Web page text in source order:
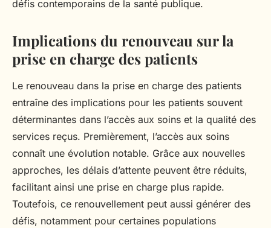
défis contemporains de la santé publique.
Implications du renouveau sur la
prise en charge des patients
Le renouveau dans la prise en charge des patients
entraîne des implications pour les patients souvent
déterminantes dans l’accès aux soins et la qualité des
services reçus. Premièrement, l’accès aux soins
connaît une évolution notable. Grâce aux nouvelles
approches, les délais d’attente peuvent être réduits,
facilitant ainsi une prise en charge plus rapide.
Toutefois, ce renouvellement peut aussi générer des
défis, notamment pour certaines populations